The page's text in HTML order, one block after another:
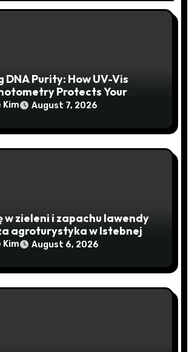
DNA Purity: How UV-Vis
Protects Your
Integrity
Kim August 7, 2026
w zieleni i zapachu lawendy
agroturystyka w Istebnej
do beskidzkiego raju
Kim August 6, 2026